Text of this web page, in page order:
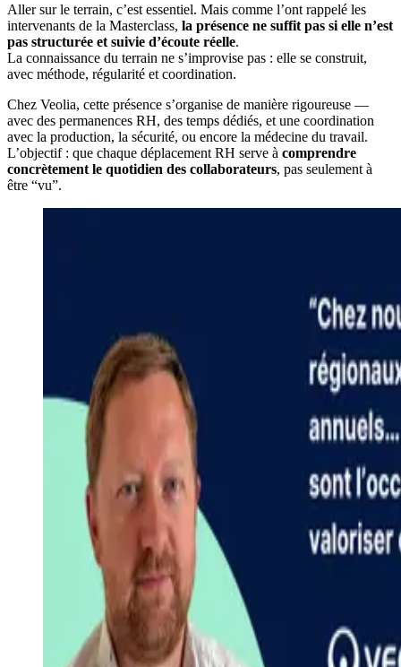
Aller sur le terrain, c’est essentiel. Mais comme l’ont rappelé les
intervenants de la Masterclass, la présence ne suffit pas si elle n’est
pas structurée et suivie d’écoute réelle.
La connaissance du terrain ne s’improvise pas : elle se construit,
avec méthode, régularité et coordination.
Chez Veolia, cette présence s’organise de manière rigoureuse —
avec des permanences RH, des temps dédiés, et une coordination
avec la production, la sécurité, ou encore la médecine du travail.
L’objectif : que chaque déplacement RH serve à comprendre
concrètement le quotidien des collaborateurs, pas seulement à
être “vu”.